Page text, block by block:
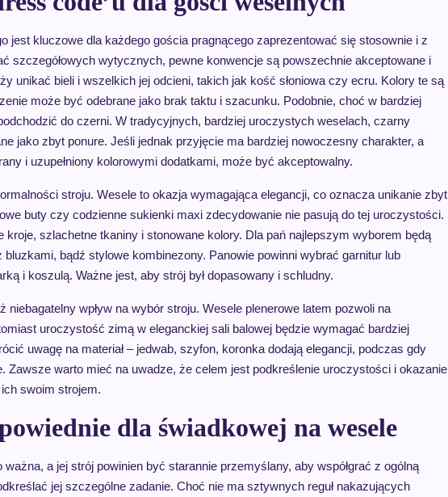
jest kluczowe dla każdego gościa pragnącego zaprezentować się stosownie i z
szczegółowych wytycznych, pewne konwencje są powszechnie akceptowane i
unikać bieli i wszelkich jej odcieni, takich jak kość słoniowa czy ecru. Kolory te są
może być odebrane jako brak taktu i szacunku. Podobnie, choć w bardziej
do czerni. W tradycyjnych, bardziej uroczystych weselach, czarny
jako zbyt ponure. Jeśli jednak przyjęcie ma bardziej nowoczesny charakter, a
i uzupełniony kolorowymi dodatkami, może być akceptowalny.
stroju. Wesele to okazja wymagająca elegancji, co oznacza unikanie zbyt
buty czy codzienne sukienki maxi zdecydowanie nie pasują do tej uroczystości.
szlachetne tkaniny i stonowane kolory. Dla pań najlepszym wyborem będą
bądź stylowe kombinezony. Panowie powinni wybrać garnitur lub
i koszulą. Ważne jest, aby strój był dopasowany i schludny.
wpływ na wybór stroju. Wesele plenerowe latem pozwoli na
uroczystość zimą w eleganckiej sali balowej będzie wymagać bardziej
uwagę na materiał – jedwab, szyfon, koronka dodają elegancji, podczas gdy
Zawsze warto mieć na uwadze, że celem jest podkreślenie uroczystości i okazanie
swoim strojem.
dla świadkowej na wesele
a jej strój powinien być starannie przemyślany, aby współgrać z ogólną
jej szczególne zadanie. Choć nie ma sztywnych reguł nakazujących